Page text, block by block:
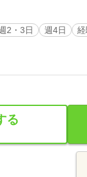
2・3日 週4日
る